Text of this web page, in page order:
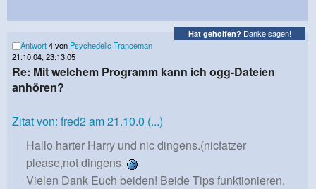
Hat geholfen? Danke sagen!
Antwort4 von Psychedelic Tranceman
21.10.04, 23:13:05
Re: Mit welchem Programm kann ich ogg-Dateien
anhören?
Zitat von: fred2 am 21.10.0 (...)
Hallo harter Harry und nic dingens.(nicfatzer
please,not dingens
Vielen Dank Euch beiden! Beide Tips funktionieren.